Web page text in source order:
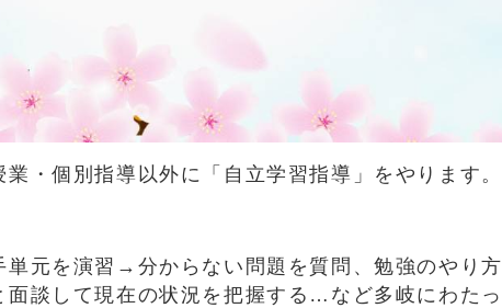
・個別指導以外に「自立学習指導」をやります。
単元を演習→分からない問題を質問、勉強のやり方
面談して現在の状況を把握する…など多岐にわたっ